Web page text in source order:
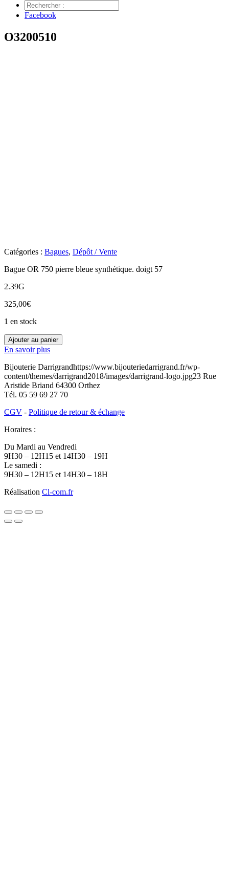
Facebook
O3200510
Catégories : Bagues, Dépôt / Vente
Bague OR 750 pierre bleue synthétique. doigt 57
2.39G
325,00€
1 en stock
quantité
de
O3200510
Ajouter au panier
En savoir plus
Bijouterie Darrigrandhttps://www.bijouteriedarrigrand.fr/wp-
content/themes/darrigrand2018/images/darrigrand-logo.jpg23 Rue
Aristide Briand 64300 Orthez
Tél. 05 59 69 27 70
CGV - Politique de retour & échange
Horaires :
Du Mardi au Vendredi
9H30 – 12H15 et 14H30 – 19H
Le samedi :
9H30 – 12H15 et 14H30 – 18H
Réalisation Cl-com.fr